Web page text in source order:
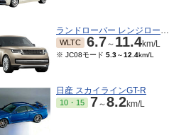
ランドローバー レンジローバー
WLTC 6.7～ 11.4km/L
※ JC08モード 5.3～12.4km/L
日産 スカイラインGT-R
10・15 7～8.2km/L